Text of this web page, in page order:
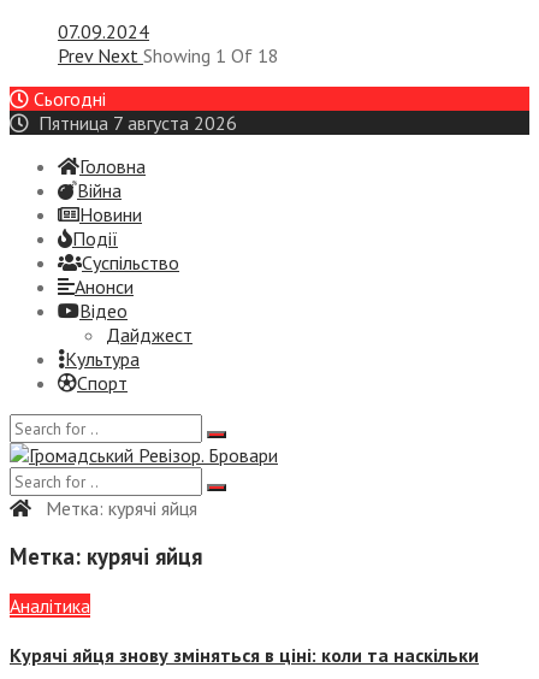
07.09.2024
Prev Next Showing 1 Of 18
Сьогодні
Пятница 7 августа 2026
Головна
Війна
Новини
Події
Суспiльство
Анонси
Відео
Дайджест
Культура
Спорт
Метка: курячі яйця
Метка: курячі яйця
Аналітика
Курячі яйця знову зміняться в ціні: коли та наскільки